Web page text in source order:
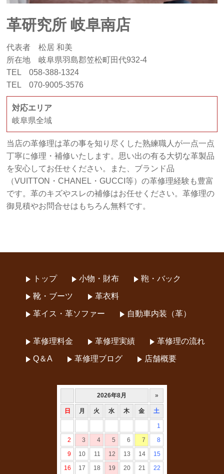
革研究所 岐阜南店
代表者 松居 和美
所在地 岐阜県羽島郡笠松町田代932-4
TEL 058-388-1324
TEL 070-9005-3576
対応エリア
岐阜県全域
当店の革修理は革の事を知り尽くした熟練職人が一点一点
丁寧に修理・補修いたします。思い出の有る大切な革製品
を安心してお任せください。また、ブランド品
（VUITTON・CHANEL・GUCCI等）の革修理経験も豊富
です。革のキズやスレの補修はお任せください。革修理の
御見積やお問合せはもちろん無料です。
トップ 小物・財布 鞄・バック
靴・ブーツ 革衣料
革イス・革ソファー 自動車内装（革）
革修理料金 革修理実績 革修理の流れ
Q＆A 革修理ブログ 店舗概要